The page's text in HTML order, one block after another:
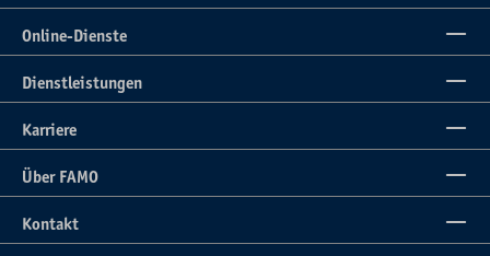
Online-Dienste
Dienstleistungen
Karriere
Über FAMO
Kontakt